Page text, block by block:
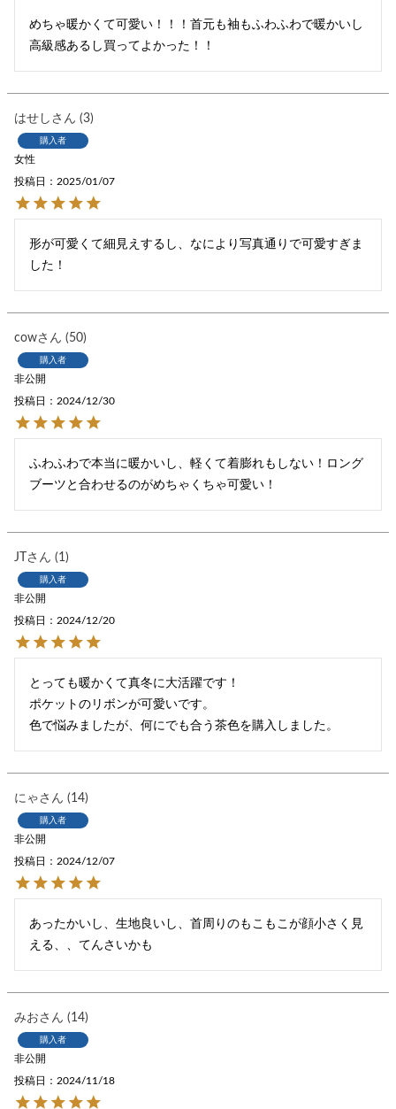
めちゃ暖かくて可愛い！！！首元も袖もふわふわで暖かいし
高級感あるし買ってよかった！！
はせし 3
購入者
女性
投稿日 2025/01/07
形が可愛くて細見えするし、なにより写真通りで可愛すぎま
した！
cow 50
購入者
非公開
投稿日 2024/12/30
ふわふわで本当に暖かいし、軽くて着膨れもしない！ロング
ブーツと合わせるのがめちゃくちゃ可愛い！
JT 1
購入者
非公開
投稿日 2024/12/20
とっても暖かくて真冬に大活躍です！
ポケットのリボンが可愛いです。
色で悩みましたが、何にでも合う茶色を購入しました。
にゃ 14
購入者
非公開
投稿日 2024/12/07
あったかいし、生地良いし、首周りのもこもこが顔小さく見
える、、てんさいかも
みお 14
購入者
非公開
投稿日 2024/11/18